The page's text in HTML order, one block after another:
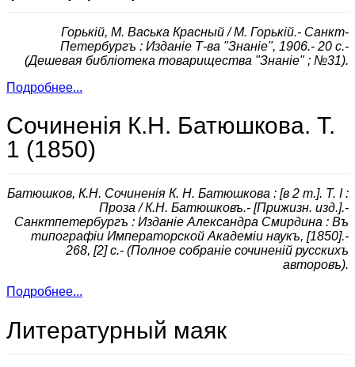
Горькiй, М. Васька Красный / М. Горькiй.- Санкт-
Петербургъ : Изданiе Т-ва "Знанiе", 1906.- 20 с.-
(Дешевая библiотека товарищества "Знанiе" ; №31).
Подробнее...
Сочиненiя К.Н. Батюшкова. Т.
1 (1850)
Батюшков, К.Н. Сочиненiя К. Н. Батюшкова : [в 2 т.]. Т. I :
Проза / К.Н. Батюшковъ.- [Прижизн. изд.].-
Санктпетербургъ : Изданiе Александра Смирдина : Въ
типографiи Императорской Академiи наукъ, [1850].-
268, [2] с.- (Полное собранiе сочиненiй русскихъ
авторовъ).
Подробнее...
Литературный маяк